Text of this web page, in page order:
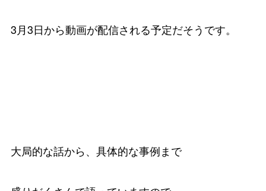
3月3日から動画が配信される予定だそうです。
大局的な話から、具体的な事例まで